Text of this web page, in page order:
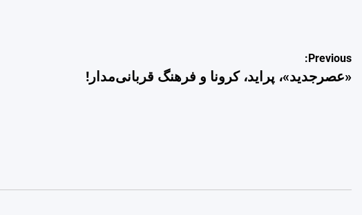
راهبری
نوشته
Previous:
«عصرجدید»، پراید، کرونا و فرهنگ قربانی‌مدار!